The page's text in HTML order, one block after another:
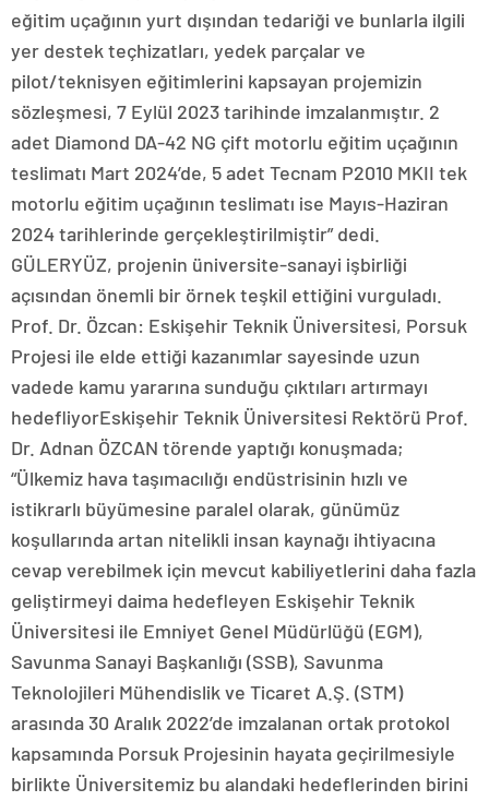
eğitim uçağının yurt dışından tedariği ve bunlarla ilgili
yer destek teçhizatları, yedek parçalar ve
pilot/teknisyen eğitimlerini kapsayan projemizin
sözleşmesi, 7 Eylül 2023 tarihinde imzalanmıştır. 2
adet Diamond DA-42 NG çift motorlu eğitim uçağının
teslimatı Mart 2024’de, 5 adet Tecnam P2010 MKII tek
motorlu eğitim uçağının teslimatı ise Mayıs-Haziran
2024 tarihlerinde gerçekleştirilmiştir” dedi.
GÜLERYÜZ, projenin üniversite-sanayi işbirliği
açısından önemli bir örnek teşkil ettiğini vurguladı.
Prof. Dr. Özcan: Eskişehir Teknik Üniversitesi, Porsuk
Projesi ile elde ettiği kazanımlar sayesinde uzun
vadede kamu yararına sunduğu çıktıları artırmayı
hedefliyorEskişehir Teknik Üniversitesi Rektörü Prof.
Dr. Adnan ÖZCAN törende yaptığı konuşmada;
“Ülkemiz hava taşımacılığı endüstrisinin hızlı ve
istikrarlı büyümesine paralel olarak, günümüz
koşullarında artan nitelikli insan kaynağı ihtiyacına
cevap verebilmek için mevcut kabiliyetlerini daha fazla
geliştirmeyi daima hedefleyen Eskişehir Teknik
Üniversitesi ile Emniyet Genel Müdürlüğü (EGM),
Savunma Sanayi Başkanlığı (SSB), Savunma
Teknolojileri Mühendislik ve Ticaret A.Ş. (STM)
arasında 30 Aralık 2022’de imzalanan ortak protokol
kapsamında Porsuk Projesinin hayata geçirilmesiyle
birlikte Üniversitemiz bu alandaki hedeflerinden birini